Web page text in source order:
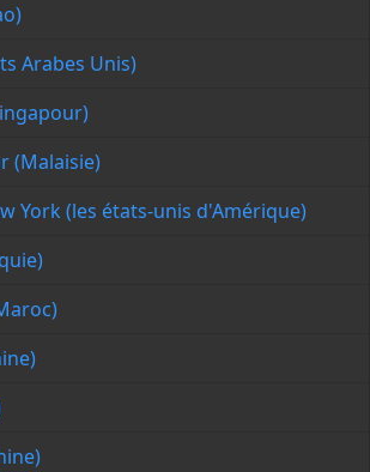
Arabes Unis)
(Malaisie)
York (les états-unis d'Amérique)